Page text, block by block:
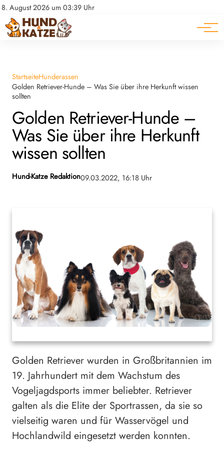
8. August 2026 um 03:39 Uhr
Datenschutz
Impressum
Pferde
Ratgeber
StartseiteHunderassen
Golden Retriever-Hunde – Was Sie über ihre Herkunft wissen
sollten
Golden Retriever-Hunde –
Was Sie über ihre Herkunft
wissen sollten
Hund-Katze Redaktion09.03.2022, 16:18 Uhr
Golden Retriever wurden in Großbritannien im
19. Jahrhundert mit dem Wachstum des
Vogeljagdsports immer beliebter. Retriever
galten als die Elite der Sportrassen, da sie so
vielseitig waren und für Wasservögel und
Hochlandwild eingesetzt werden konnten.